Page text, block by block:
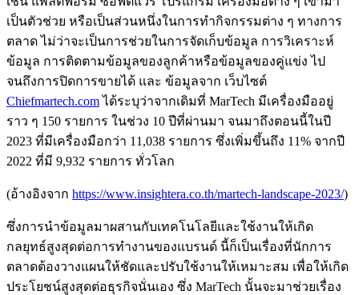
เป็นตัวช่วย หรือเป็นส่วนหนึ่งในการทำกิจกรรมต่าง ๆ ทางการ
ตลาด ไม่ว่าจะเป็นการช่วยในการจัดเก็บข้อมูล การวิเคราะห์
ข้อมูล การติดตามข้อมูลของลูกค้าหรือข้อมูลของคู่แข่ง ไป
จนถึงการปิดการขายได้ และ ข้อมูลจาก เว็บไซต์
Chiefmartech.comได้ระบุว่าจากเดิมที่ MarTech มีเครื่องมืออยู่
ราว ๆ 150 รายการ ในช่วง 10 ปีที่ผ่านมา จนมาถึงตอนนี้ในปี
2023 ที่มีเครื่องมือกว่า 11,038 รายการ ซึ่งเพิ่มขึ้นถึง 11% จากปี
2022 ที่มี 9,932 รายการ ทั่วโลก
(อ้างอิงจาก https://www.insightera.co.th/martech-landscape-2023/)
ซึ่งการนำข้อมูลมาผสานกับเทคโนโลยีและใช้งานให้เกิด
กลยุทธ์สูงสุดต่อการทำงานของแบรนด์ นี้ก็เป็นเรื่องที่นักการ
ตลาดต้องวางแผนให้ชัดและปรับใช้งานให้เหมาะสม เพื่อให้เกิด
ประโยชน์สูงสุดต่อธุรกิจนั่นเอง ซึ่ง MarTech นั้นจะมาช่วยเรื่อง